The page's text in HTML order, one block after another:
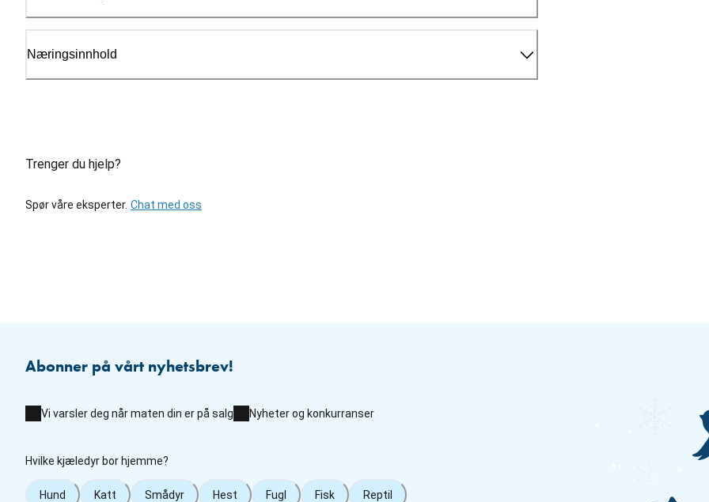
Næringsinnhold
Trenger du hjelp?
Spør våre eksperter. Chat med oss
Abonner på vårt nyhetsbrev!
Vi varsler deg når maten din er på salg Nyheter og konkurranser
Hvilke kjæledyr bor hjemme?
Hund Katt Smådyr Hest Fugl Fisk Reptil